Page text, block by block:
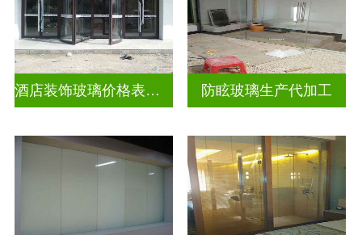
酒店装饰玻璃价格表生产电话 防眩玻璃生产代加工